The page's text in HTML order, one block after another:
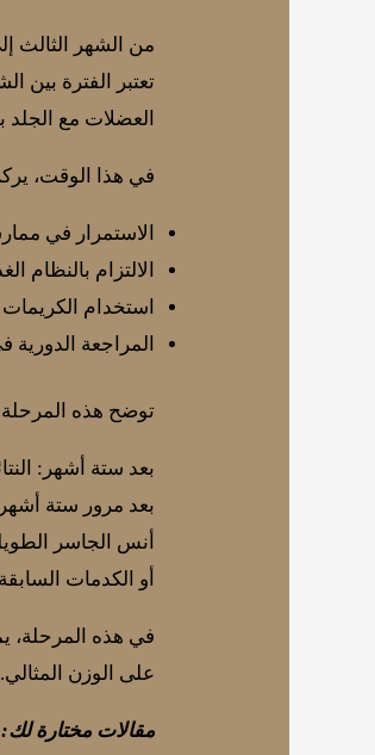
من الشهر الثالث
تعتبر الفترة بين
العضلات مع
في هذا الوقت،
الاستمرار في
الالتزام بالنظام
استخدام
المراجعة
توضح هذه المرحلة
بعد ستة أشهر:
بعد مرور ستة
أنس الجاسر
أو الكدمات
في هذه المرحلة،
على الوزن
مقالات مختارة لك: